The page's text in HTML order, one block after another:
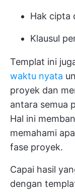
Hak cipta
Klausul
Templat ini
waktu nyata
proyek dan
antara semua
Hal ini
memahami
fase proyek.
Capai hasil
dengan